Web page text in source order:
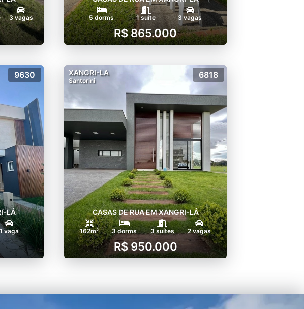
3 vagas 5 dorms 1 suíte 3 vagas
R$ 865.000
9630
LÁ
vaga
XANGRI-LA
Santorini
6818
CASAS DE RUA EM XANGRI-LÁ
162m² 3 dorms 3 suítes 2 vagas
R$ 950.000